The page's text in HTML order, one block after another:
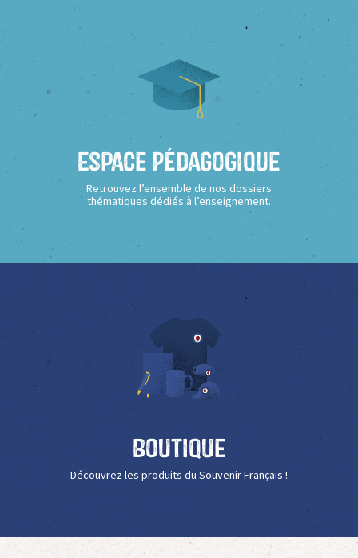
Espace Pédagogique
Retrouvez l’ensemble de nos dossiers
thématiques dédiés à l’enseignement.
Boutique
Découvrez les produits du Souvenir Français !